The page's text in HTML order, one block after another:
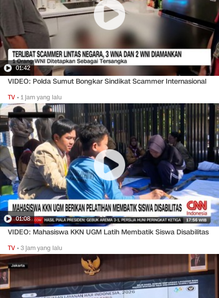
01:42
VIDEO: Polda Sumut Bongkar Sindikat Scammer Internasional
TV •1 jam yang lalu
01:08
VIDEO: Mahasiswa KKN UGM Latih Membatik Siswa Disabilitas
TV •3 jam yang lalu